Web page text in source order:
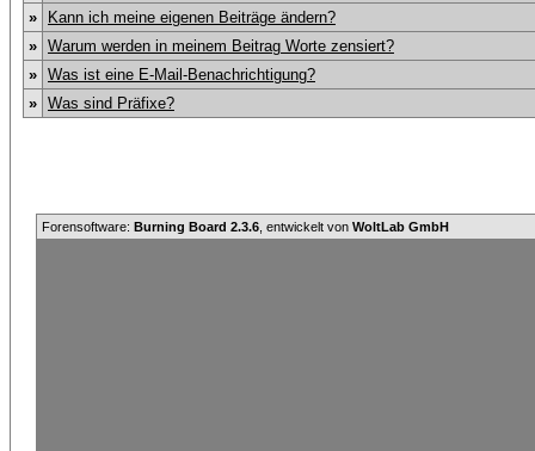
»
Kann ich meine eigenen Beiträge ändern?
» Warum werden in meinem Beitrag Worte zensiert?
» Was ist eine E-Mail-Benachrichtigung?
» Was sind Präfixe?
Forensoftware: Burning Board 2.3.6 , entwickelt von WoltLab GmbH